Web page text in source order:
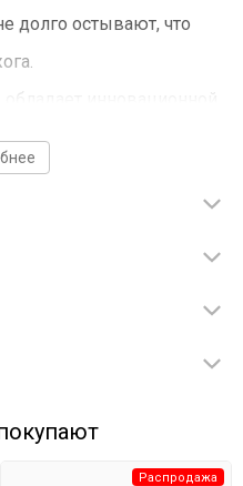
долго остывают, что
Плита
если в емкости для
отсутствует вовсе.
iPlate очень
и удобно.
переключения мощности:
Распродажа